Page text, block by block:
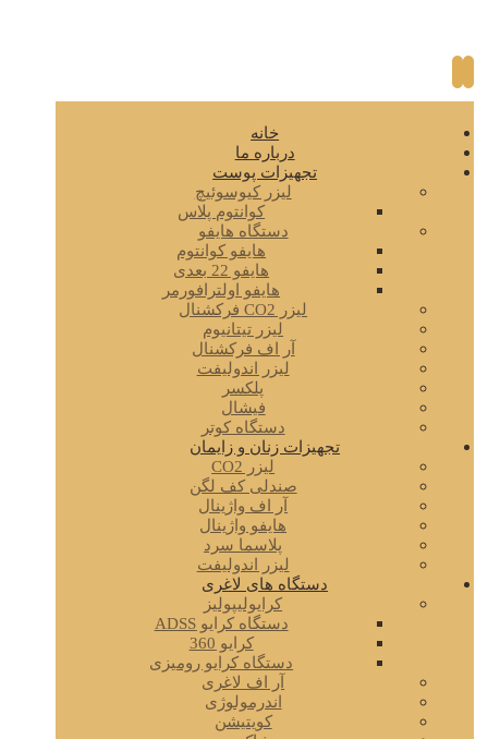
خانه
درباره ما
تجهیزات پوست
لیزر کیوسوئیچ
کوانتوم پلاس
دستگاه هایفو
هایفو کوانتوم
هایفو 22 بعدی
هایفو اولترافورمر
لیزر CO2 فرکشنال
لیزر تیتانیوم
آر اف فرکشنال
لیزر اندولیفت
پلکسر
فیشال
دستگاه کوتر
تجهیزات زنان و زایمان
لیزر CO2
صندلی کف لگن
آر اف واژینال
هایفو واژینال
پلاسما سرد
لیزر اندولیفت
دستگاه های لاغری
کرایولیپولیز
دستگاه کرایو ADSS
کرایو 360
دستگاه کرایو رومیزی
آر اف لاغری
اندرمولوژی
کویتیشن